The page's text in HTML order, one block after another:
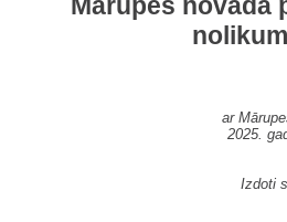
ar
2025.
Izdoti